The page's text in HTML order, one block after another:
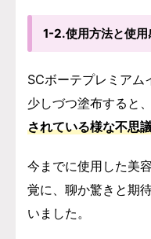
1-2.使用方法と使用
SCボーテプレミアム
少しづつ塗布すると
されている様な不思
今までに使用した美
覚に、聊か驚きと期
いました。